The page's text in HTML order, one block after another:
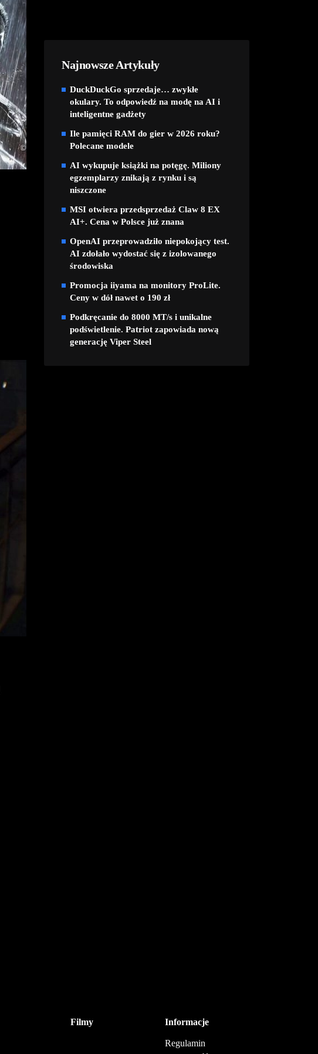
Najnowsze Artykuły
DuckDuckGo sprzedaje… zwykłe
okulary. To odpowiedź na modę na AI i
inteligentne gadżety
Ile pamięci RAM do gier w 2026 roku?
Polecane modele
AI wykupuje książki na potęgę. Miliony
egzemplarzy znikają z rynku i są
niszczone
MSI otwiera przedsprzedaż Claw 8 EX
AI+. Cena w Polsce już znana
OpenAI przeprowadziło niepokojący test.
AI zdołało wydostać się z izolowanego
środowiska
Promocja iiyama na monitory ProLite.
Ceny w dół nawet o 190 zł
Podkręcanie do 8000 MT/s i unikalne
podświetlenie. Patriot zapowiada nową
generację Viper Steel
Filmy Informacje
Regulamin